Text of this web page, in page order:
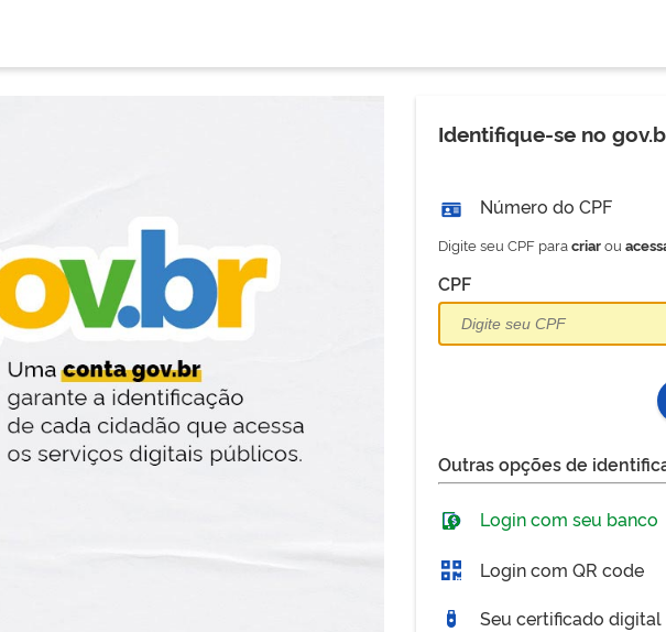
Identifique-se no
Número do CPF
Digite seu CPF paracriarou
CPF
Outras opções de
Login com seu banco
Login com QR code
Seu certificado digital